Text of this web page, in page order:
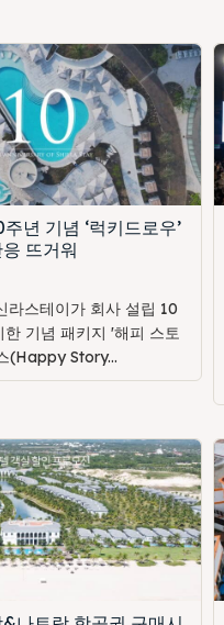
년 기념 ‘럭키드로우’
뜨거워
라스테이가 회사 설립 10
한 기념 패키지 '해피 스토
(Happy Story...